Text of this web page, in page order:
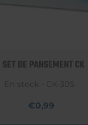
SET DE PANSEMENT CK
En stock - CK-305
€0,99